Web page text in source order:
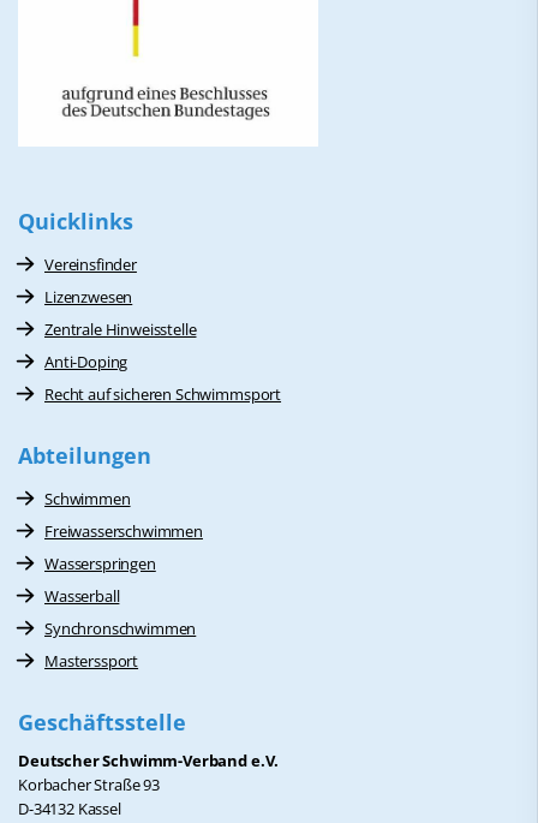
Quicklinks
Vereinsfinder
Lizenzwesen
Zentrale Hinweisstelle
Anti-Doping
Recht auf sicheren Schwimmsport
Abteilungen
Schwimmen
Freiwasserschwimmen
Wasserspringen
Wasserball
Synchronschwimmen
Masterssport
Geschäftsstelle
Deutscher Schwimm-Verband e.V.
Korbacher Straße 93
D-34132 Kassel